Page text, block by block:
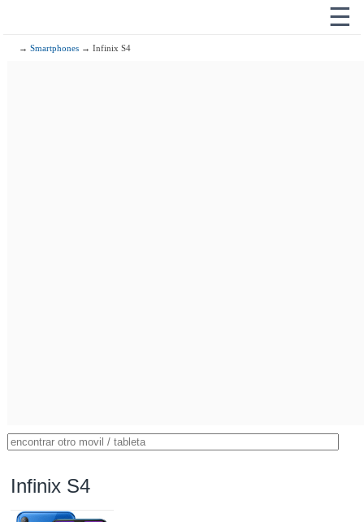
☰
→Smartphones → Infinix S4
Infinix S4